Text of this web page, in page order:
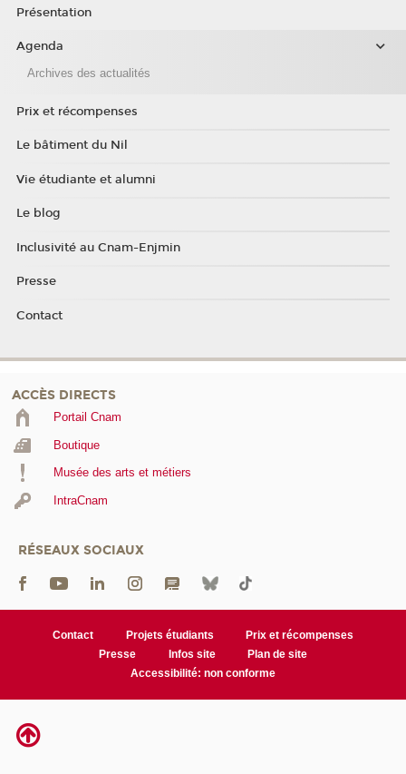
Présentation
Agenda
Archives des actualités
Prix et récompenses
Le bâtiment du Nil
Vie étudiante et alumni
Le blog
Inclusivité au Cnam-Enjmin
Presse
Contact
ACCÈS DIRECTS
Portail Cnam
Boutique
Musée des arts et métiers
IntraCnam
RÉSEAUX SOCIAUX
Contact Projets étudiants
Prix et récompenses
Presse
Infos site
Plan de site
Accessibilité: non conforme